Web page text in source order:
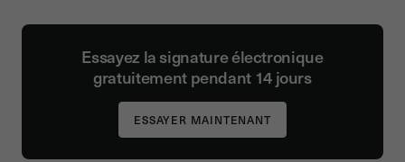
Essayez la signature électronique
gratuitement pendant 14 jours